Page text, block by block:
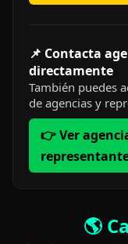
📌 Contacta
directamente
También puedes
de agencias y
👉 Ver
🌎